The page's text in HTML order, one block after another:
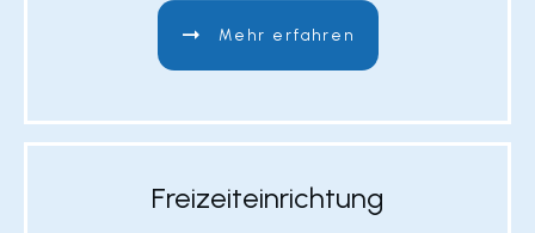
Mehr erfahren
Freizeiteinrichtung